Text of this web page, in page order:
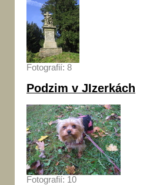
Fotografií: 8
Podzim v JIzerkách
Fotografií: 10